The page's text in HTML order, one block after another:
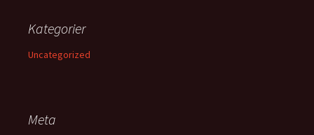
Kategorier
Uncategorized
Meta